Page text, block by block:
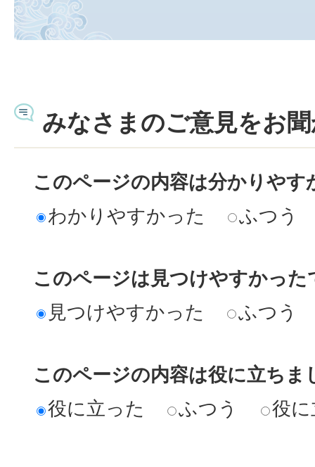
みなさまのご意見をお
このページの内容は分かりやす
わかりやすかった
ふつう
このページは見つけやすかった
見つけやすかった
ふつう
このページの内容は役に立ちま
役に立った
ふつう 役